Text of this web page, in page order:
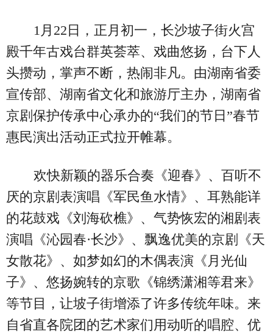
1月22日，正月初一，长沙坡子街火宫
殿千年古戏台群英荟萃、戏曲悠扬，台下人
头攒动，掌声不断，热闹非凡。由湖南省委
宣传部、湖南省文化和旅游厅主办，湖南省
京剧保护传承中心承办的“我们的节日”春节
惠民演出活动正式拉开帷幕。
欢快新颖的器乐合奏《迎春》、百听不
厌的京剧表演唱《军民鱼水情》、耳熟能详
的花鼓戏《刘海砍樵》、气势恢宏的湘剧表
演唱《沁园春·长沙》、飘逸优美的京剧《天
女散花》、如梦如幻的木偶表演《月光仙
子》、悠扬婉转的京歌《锦绣潇湘等君来》
等节目，让坡子街增添了许多传统年味。来
自省直各院团的艺术家们用动听的唱腔、优